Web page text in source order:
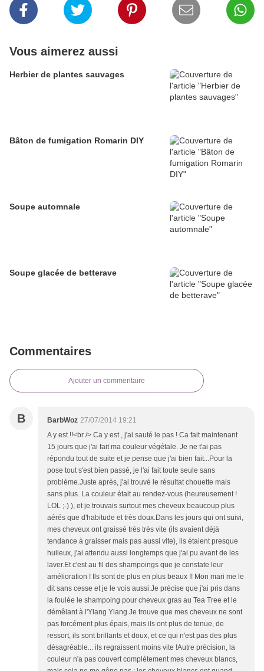
Vous aimerez aussi
Herbier de plantes sauvages
Bâton de fumigation Romarin DIY
Soupe automnale
Soupe glacée de betterave
Commentaires
Ajouter un commentaire
B BarbWoz 27/07/2014 19:21
A y est !!<br /> Ca y est , j'ai sauté le pas ! Ca fait maintenant
15 jours que j'ai fait ma couleur végétale. Je ne t'ai pas
répondu tout de suite et je pense que j'ai bien fait...Pour la
pose tout s'est bien passé, je l'ai fait toute seule sans
problème.Juste après, j'ai trouvé le résultat chouette mais
sans plus. La couleur était au rendez-vous (heureusement !
LOL ;-) ), et je trouvais surtout mes cheveux beaucoup plus
aérés que d'habitude et très doux.Dans les jours qui ont suivi,
mes cheveux ont graissé très très vite (ils avaient déjà
tendance à graisser mais pas aussi vite), ils étaient presque
huileux, j'ai attendu aussi longtemps que j'ai pu avant de les
laver.Et c'est au fil des shampoings que je constate leur
amélioration ! Ils sont de plus en plus beaux !! Mon mari me le
dit sans cesse et je le vois aussi.Je précise que j'ai pris dans
la foulée le shampoing pour cheveux gras au Tea Tree et le
démêlant à l'Ylang Ylang.Je trouve que mes cheveux ne sont
pas forcément plus épais, mais ils ont plus de tenue, de
ressort, ils sont brillants et doux, et ce qui n'est pas des plus
désagréable... ils regraissent moins vite !Autre précision, la
couleur n'a pas couvert complètement mes cheveux blancs,